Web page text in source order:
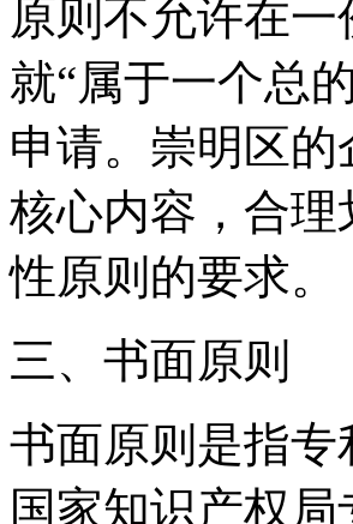
原则不允许在
就“属于一个总
申请。崇明区
核心内容，合
性原则的要求。
三、书面原则
书面原则是指
国家知识产权